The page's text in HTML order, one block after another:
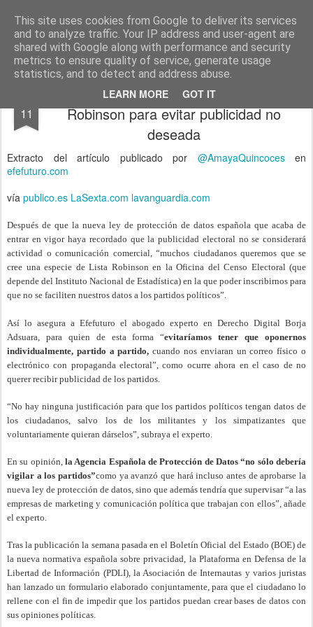
This site uses cookies from Google to deliver its services
and to analyze traffic. Your IP address and user-agent are
shared with Google along with performance and security
metrics to ensure quality of service, generate usage
statistics, and to detect and address abuse.
LEARN MORE GOT IT
menos tecnología y más pedagogía conceptos y reflexiones sobre la sociedad de la información
Pages
11
Se cuadruplican las altas en Lista
Robinson para evitar publicidad no
deseada
Extracto del artículo publicado por @AmayaQuincocesen
efefuturo.com
vía publico.es LaSexta.com lavanguardia.com
Después de que la nueva ley de protección de datos española que acaba de
entrar en vigor haya recordado que la publicidad electoral no se considerará
actividad o comunicación comercial, “muchos ciudadanos queremos que se
cree una especie de Lista Robinson en la Oficina del Censo Electoral (que
depende del Instituto Nacional de Estadística) en la que poder inscribirnos para
que no se faciliten nuestros datos a los partidos políticos”.
Así lo asegura a Efefuturo el abogado experto en Derecho Digital Borja
Adsuara, para quien de esta forma “evitaríamos tener que oponernos
individualmente, partido a partido, cuando nos enviaran un correo físico o
electrónico con propaganda electoral”, como ocurre ahora en el caso de no
querer recibir publicidad de los partidos.
“No hay ninguna justificación para que los partidos políticos tengan datos de
los ciudadanos, salvo los de los militantes y los simpatizantes que
voluntariamente quieran dárselos”, subraya el experto.
En su opinión, la Agencia Española de Protección de Datos “no sólo debería
vigilar a los partidos”como ya avanzó que hará incluso antes de aprobarse la
nueva ley de protección de datos, sino que además tendría que supervisar “a las
empresas de marketing y comunicación política que trabajan con ellos”, añade
el experto.
Tras la publicación la semana pasada en el Boletín Oficial del Estado (BOE) de
la nueva normativa española sobre privacidad, la Plataforma en Defensa de la
Libertad de Información (PDLI), la Asociación de Internautas y varios juristas
han lanzado un formulario elaborado conjuntamente, para que el ciudadano lo
rellene con el fin de impedir que los partidos puedan crear bases de datos con
sus opiniones políticas.